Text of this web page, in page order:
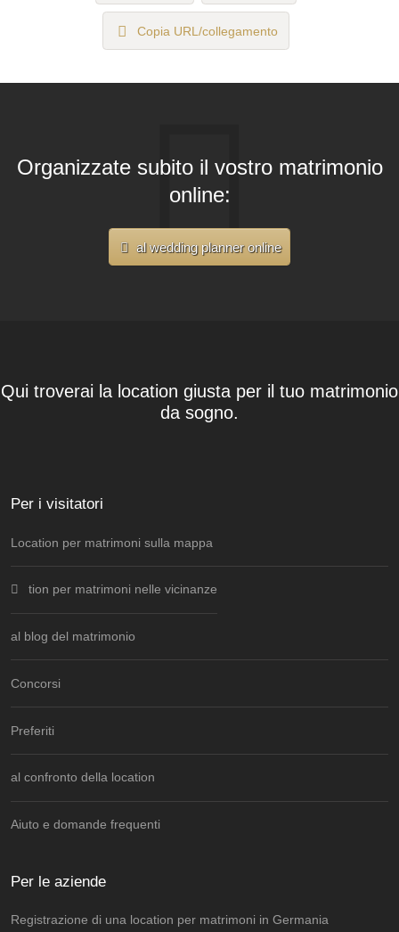
Copia URL/collegamento
Organizzate subito il vostro matrimonio
online:
al wedding planner online
Qui troverai la location giusta per il tuo matrimonio
da sogno.
Per i visitatori
Location per matrimoni sulla mappa
tion per matrimoni nelle vicinanze
al blog del matrimonio
Concorsi
Preferiti
al confronto della location
Aiuto e domande frequenti
Per le aziende
Registrazione di una location per matrimoni in Germania